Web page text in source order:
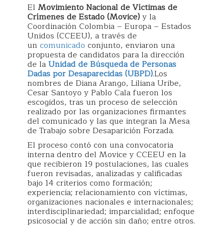
El Movimiento Nacional de Víctimas de
Crímenes de Estado (Movice)y la
Coordinación Colombia – Europa – Estados
Unidos (CCEEU), a través de
un comunicado conjunto, enviaron una
propuesta de candidatos para la dirección
de laUnidad de Búsqueda de Personas
Dadas por Desaparecidas (UBPD).Los
nombres de Diana Arango, Liliana Uribe,
Cesar Santoyo y Pablo Cala fueron los
escogidos, tras un proceso de selección
realizado por las organizaciones firmantes
del comunicado y las que integran la Mesa
de Trabajo sobre Desaparición Forzada.
El proceso contó con una convocatoria
interna dentro del Movice y CCEEU en la
que recibieron 19 postulaciones, las cuales
fueron revisadas, analizadas y calificadas
bajo 14 criterios como formación;
experiencia; relacionamiento con víctimas,
organizaciones nacionales e internacionales;
interdisciplinariedad; imparcialidad; enfoque
psicosocial y de acción sin daño; entre otros.